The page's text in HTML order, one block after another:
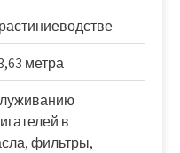
метра
в
фильтры,